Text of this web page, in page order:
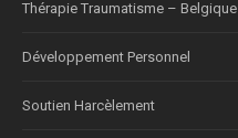
Thérapie Traumatisme – Belgique
Développement Personnel
Soutien Harcèlement